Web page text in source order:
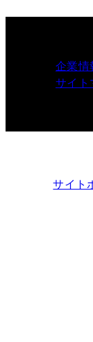
企業情
サイト
サイト